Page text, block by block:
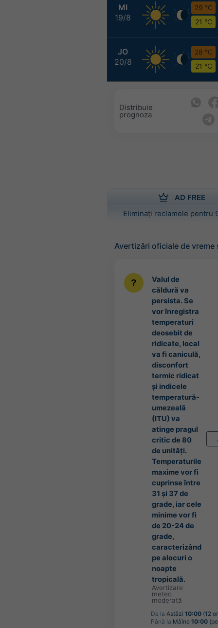
MI
19/8
29 °C
21 °C
JO
20/8
28 °C
21 °C
Distribuie
prognoza
AD FREE
Eliminați reclamele pentru
Avertizări oficiale de vreme
Valul de
căldură va
persista. Se
vor înregistra
temperaturi
deosebit de
ridicate, local
va fi caniculă,
disconfort
termic ridicat
și indicele
temperatură-
umezeală
(ITU) va
atinge pragul
critic de 80
de unități.
Temperaturile
maxime vor fi
cuprinse între
31 și 37 de
grade, iar cele
minime vor fi
de 20-24 de
grade,
caracterizând
pe alocuri o
noapte
tropicală.
Avertizare
meteo
moderată
De la Astăzi 10:00 (12
Până la Mâine 10:00